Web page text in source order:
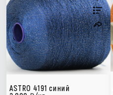
ASTRO 4191 синий